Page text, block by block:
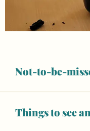
Not-to-be-
Things to see